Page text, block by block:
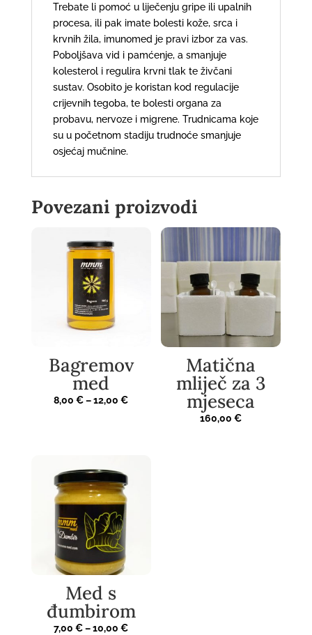
Trebate li pomoć u liječenju gripe ili upalnih
procesa, ili pak imate bolesti kože, srca i
krvnih žila, imunomed je pravi izbor za vas.
Poboljšava vid i pamćenje, a smanjuje
kolesterol i regulira krvni tlak te živčani
sustav. Osobito je koristan kod regulacije
crijevnih tegoba, te bolesti organa za
probavu, nervoze i migrene. Trudnicama koje
su u početnom stadiju trudnoće smanjuje
osjećaj mučnine.
Povezani proizvodi
Bagremov
med
8,00€ – 12,00€Raspon
12,00 €
Matična
mliječ za 3
mjeseca
160,00€
Med s
đumbirom
7,00€ – 10,00€Raspon